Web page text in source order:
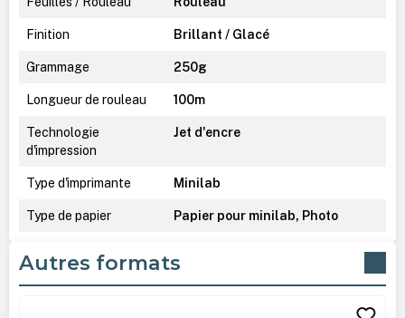
Finition Brillant / Glacé
Grammage 250g
Longueur de rouleau 100m
Technologie
d'impression
Jet d'encre
Type d'imprimante Minilab
Type de papier Papier pour minilab, Photo
Autres formats